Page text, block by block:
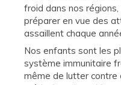
froid dans nos
préparer en vue des
assaillent chaque
Nos enfants sont les
système immunitaire
même de lutter contre